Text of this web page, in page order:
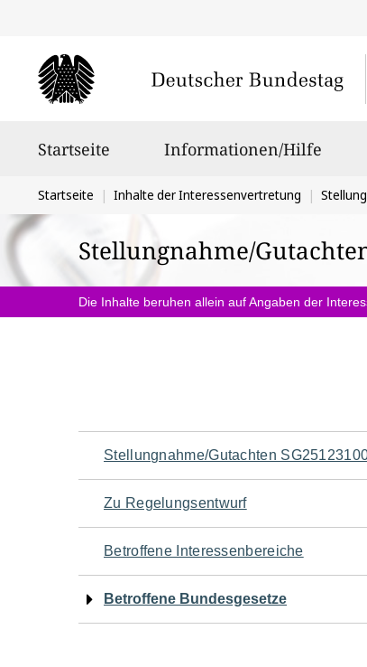
Startseite Informationen/Hilfe
Sie
befinden
sich
hier:
Startseite Inhalte der Interessenvertretung
Stellungnahme/
Die Inhalte beruhen allein auf Angaben der
Navigation
für
den
Seiteninhalt
Stellungnahme/Gutachten
Zu Regelungsentwurf
Betroffene Interessenbereiche
Betroffene Bundesgesetze